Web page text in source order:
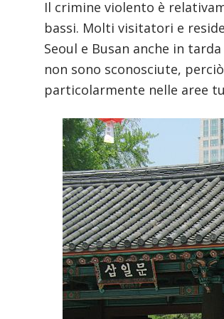
Il crimine violento è
bassi. Molti visitatori e
Seoul e Busan anche in
non sono sconosciute,
particolarmente nelle aree